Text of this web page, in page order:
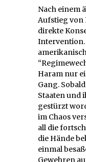
Nach einem
Aufstieg von
direkte
Intervention.
Haram nur
Gang.
Staaten und
gestürzt
im Chaos
all die
die Hände
einmal
Gewehren